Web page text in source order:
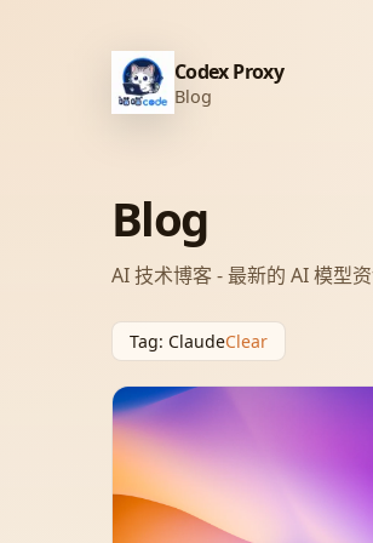
Codex Proxy
Blog
Blog
AI 技术博客 - 最新的 AI 模型
Tag: ClaudeClear